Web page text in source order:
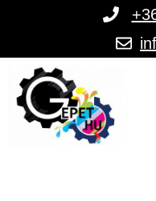
tartalomba